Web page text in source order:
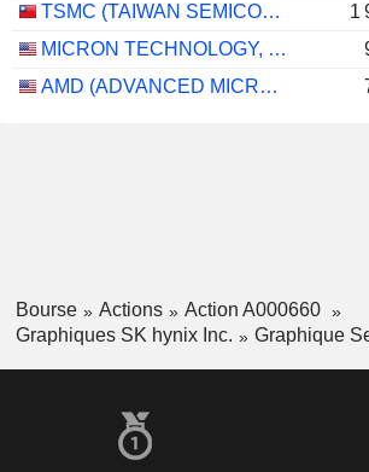
TSMC (TAIWAN SEMICONDUCTOR MANUFACTURING COMPANY)
1
MICRON TECHNOLOGY, INC.
AMD (ADVANCED MICRO DEVICES)
Bourse Actions
Action A000660
Graphiques SK hynix Inc.
Graphique